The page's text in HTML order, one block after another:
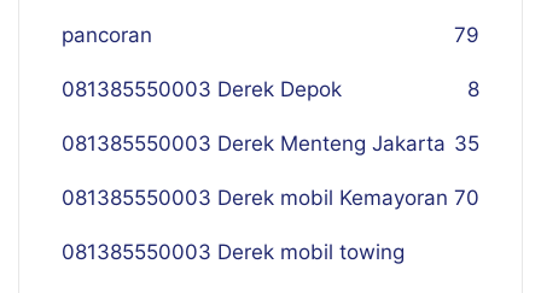
pancoran 79
081385550003 Derek Depok 8
081385550003 Derek Menteng Jakarta 35
081385550003 Derek mobil Kemayoran 70
081385550003 Derek mobil towing